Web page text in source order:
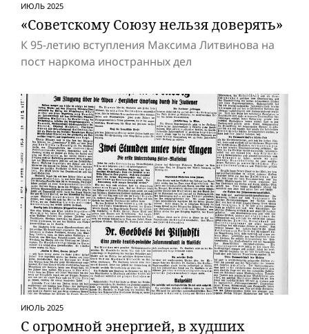
ИЮЛЬ 2025
«Советскому Союзу нельзя доверять»
К 95-летию вступления Максима Литвинова на
пост наркома иностранных дел
ИЮЛЬ 2025
С огромной энергией, в худших